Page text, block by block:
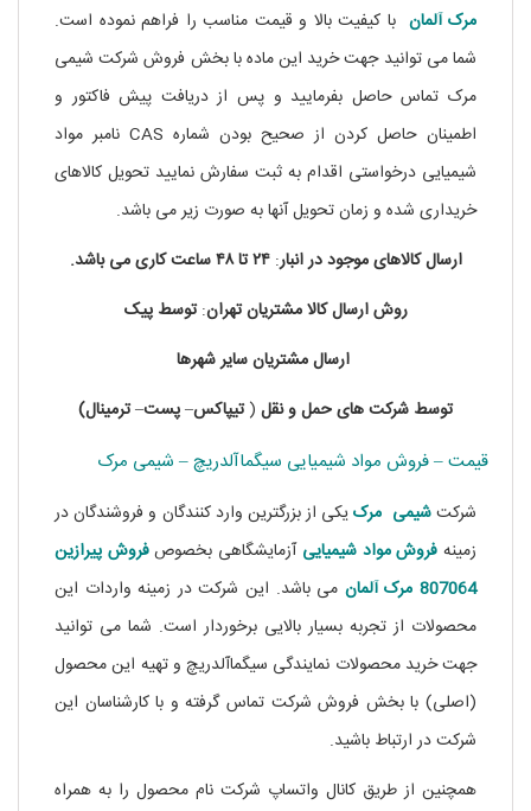
مرک آلمان با کیفیت بالا و قیمت مناسب را فراهم نموده است.
شما می توانید جهت خرید این ماده با بخش فروش شرکت شیمی
مرک تماس حاصل بفرمایید و پس از دریافت پیش فاکتور و
اطمینان حاصل کردن از صحیح بودن شماره CAS نامبر مواد
شیمیایی درخواستی اقدام به ثبت سفارش نمایید تحویل کالاهای
خریداری شده و زمان تحویل آنها به صورت زیر می باشد.
ارسال کالاهای موجود درانبار:۲۴ تا ۴۸ساعتکاریمی باشد.
روشارسالکالامشتریانتهران:توسط پیک
ارسالمشتریانسایرشهرها
توسط شرکت هایحملونقل (تیپاکس–پست–ترمینال)
قیمت – فروش مواد شیمیایی سیگماآلدریچ – شیمی مرک
شرکتشیمی مرکیکی از بزرگترین وارد کنندگان و فروشندگان در
زمینه فروش مواد شیمیایی آزمایشگاهی بخصوصفروش پیرازین
807064 مرک آلمان
می باشد. این شرکت در زمینه واردات این
محصولات از تجربه بسیار بالایی برخوردار است. شما می توانید
جهت خرید محصولات نمایندگی سیگماآلدریچ و تهیه این محصول
(اصلی) با بخش فروش شرکت تماس گرفته و با کارشناسان این
شرکت در ارتباط باشید.
همچنین از طریق کانال واتساپ شرکت نام محصول را به همراه